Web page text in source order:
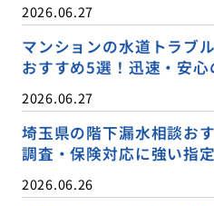
2026.06.27
マンションの水道トラブ
おすすめ5選！迅速・安
2026.06.27
埼玉県の階下漏水相談お
調査・保険対応に強い指
2026.06.26